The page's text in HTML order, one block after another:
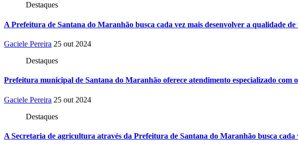
Destaques
A Prefeitura de Santana do Maranhão busca cada vez mais desenvolver a qualidade
Gaciele Pereira 25 out 2024
Destaques
Prefeitura municipal de Santana do Maranhão oferece atendimento especializado com
Gaciele Pereira 25 out 2024
Destaques
A Secretaria de agricultura através da Prefeitura de Santana do Maranhão busca